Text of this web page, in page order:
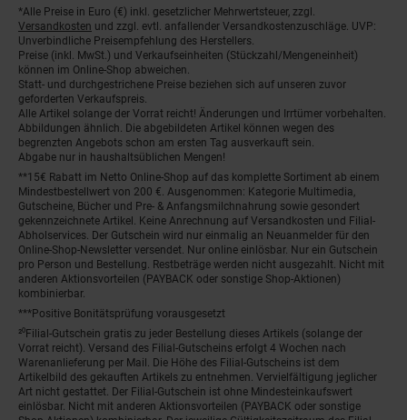
Fußnoten
*Alle Preise in Euro (€) inkl. gesetzlicher Mehrwertsteuer, zzgl.
Versandkosten und zzgl. evtl. anfallender Versandkostenzuschläge. UVP:
Unverbindliche Preisempfehlung des Herstellers.
Preise (inkl. MwSt.) und Verkaufseinheiten (Stückzahl/Mengeneinheit)
können im Online-Shop abweichen.
Statt- und durchgestrichene Preise beziehen sich auf unseren zuvor
geforderten Verkaufspreis.
Alle Artikel solange der Vorrat reicht! Änderungen und Irrtümer vorbehalten.
Abbildungen ähnlich. Die abgebildeten Artikel können wegen des
begrenzten Angebots schon am ersten Tag ausverkauft sein.
Abgabe nur in haushaltsüblichen Mengen!
**15€ Rabatt im Netto Online-Shop auf das komplette Sortiment ab einem
Mindestbestellwert von 200 €. Ausgenommen: Kategorie Multimedia,
Gutscheine, Bücher und Pre- & Anfangsmilchnahrung sowie gesondert
gekennzeichnete Artikel. Keine Anrechnung auf Versandkosten und Filial-
Abholservices. Der Gutschein wird nur einmalig an Neuanmelder für den
Online-Shop-Newsletter versendet. Nur online einlösbar. Nur ein Gutschein
pro Person und Bestellung. Restbeträge werden nicht ausgezahlt. Nicht mit
anderen Aktionsvorteilen (PAYBACK oder sonstige Shop-Aktionen)
kombinierbar.
***Positive Bonitätsprüfung vorausgesetzt
²⁰Filial-Gutschein gratis zu jeder Bestellung dieses Artikels (solange der
Vorrat reicht). Versand des Filial-Gutscheins erfolgt 4 Wochen nach
Warenanlieferung per Mail. Die Höhe des Filial-Gutscheins ist dem
Artikelbild des gekauften Artikels zu entnehmen. Vervielfältigung jeglicher
Art nicht gestattet. Der Filial-Gutschein ist ohne Mindesteinkaufswert
einlösbar. Nicht mit anderen Aktionsvorteilen (PAYBACK oder sonstige